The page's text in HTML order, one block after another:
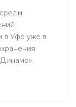
в Уфе уже в